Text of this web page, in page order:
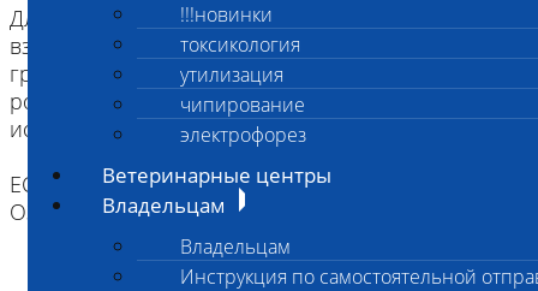
!!!новинки
токсикология
утилизация
чипирование
электрофорез
Ветеринарные центры
Владельцам
Владельцам
Инструкция по самостоятельной
Для щенков и котят как минимум за два часа до
взятия биоматериала надо исключить кормление
грудным молоком. Рекомендуется промыть
ротовую полость водой (для удобства можно
использовать шприц).
ЕСЛИ ВЫ ДОСТАВЛЯЕТЕ ТОЛЬКО МАТЕРИАЛ,
ОЗНАКОМЬТЕСЬ С ИНСТРУКЦИЕЙ